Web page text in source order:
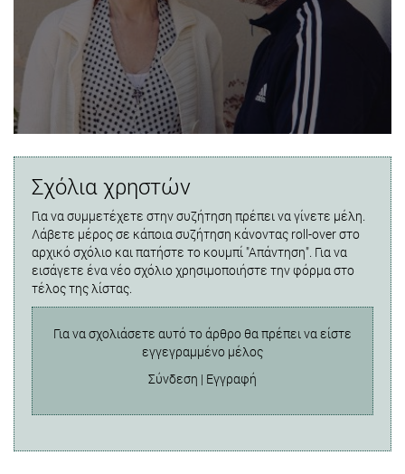
Σχόλια χρηστών
Για να συμμετέχετε στην συζήτηση πρέπει να γίνετε μέλη.
Λάβετε μέρος σε κάποια συζήτηση κάνοντας roll-over στο
αρχικό σχόλιο και πατήστε το κουμπί "Απάντηση". Για να
εισάγετε ένα νέο σχόλιο χρησιμοποιήστε την φόρμα στο
τέλος της λίστας.
Για να σχολιάσετε αυτό το άρθρο θα πρέπει να είστε
εγγεγραμμένο μέλος
Σύνδεση | Εγγραφή